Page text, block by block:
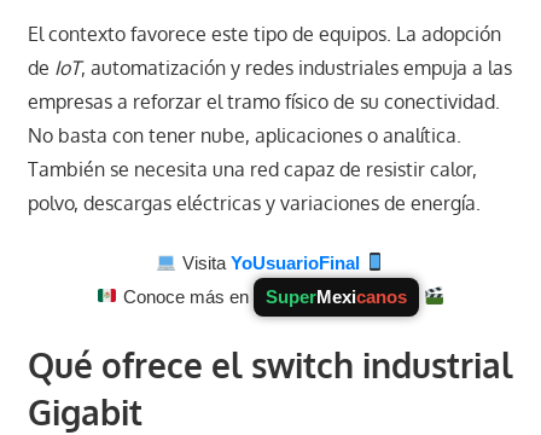
El contexto favorece este tipo de equipos. La adopción
de IoT, automatización y redes industriales empuja a las
empresas a reforzar el tramo físico de su conectividad.
No basta con tener nube, aplicaciones o analítica.
También se necesita una red capaz de resistir calor,
polvo, descargas eléctricas y variaciones de energía.
Visita YoUsuarioFinal
Conoce más en
SuperMexicanos
Qué ofrece el switch industrial
Gigabit